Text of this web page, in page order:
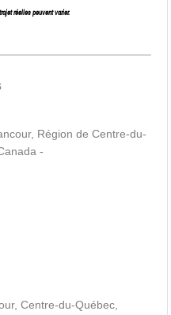
réelles peuvent varier.
Région de Centre-du-
-
Centre-du-Québec,